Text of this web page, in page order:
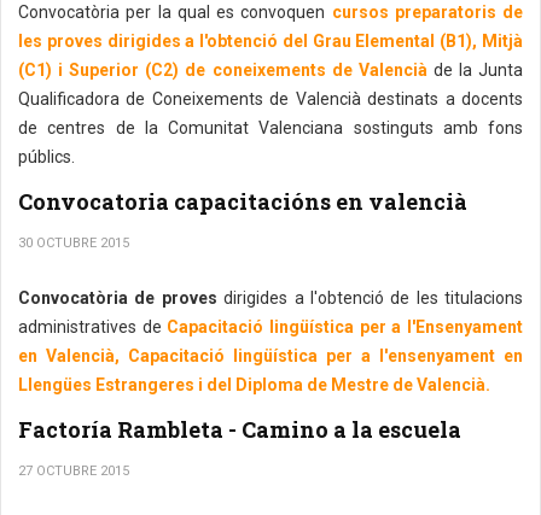
Convocatòria per la qual es convoquen cursos preparatoris de
les proves dirigides a l'obtenció del Grau Elemental (B1), Mitjà
(C1) i Superior (C2) de coneixements de Valencià de la Junta
Qualificadora de Coneixements de Valencià destinats a docents
de centres de la Comunitat Valenciana sostinguts amb fons
públics.
Convocatoria capacitacións en valencià
30 OCTUBRE 2015
Convocatòria de proves dirigides a l'obtenció de les titulacions
administratives de Capacitació lingüística per a l'Ensenyament
en Valencià, Capacitació lingüística per a l'ensenyament en
Llengües Estrangeres i del Diploma de Mestre de Valencià.
Factoría Rambleta - Camino a la escuela
27 OCTUBRE 2015